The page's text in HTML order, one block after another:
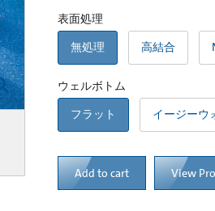
表面処理
無処理
高結合
ウェルボトム
フラット
イージーウ
Add to cart View